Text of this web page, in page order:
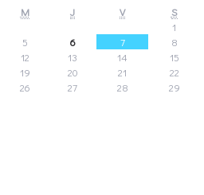
M J V
S
1
5 6 7
8
12 13 14
15
19 20 21
22
26 27 28
29